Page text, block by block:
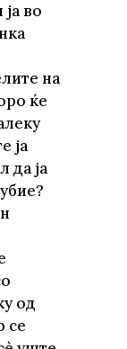
во
на
ќе
ја
да ја
од
се